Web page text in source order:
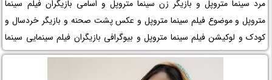
مرد سینما متروپل و بازیگر زن سینما متروپل و اسامی بازیگران فیلم سینما
متروپل و موضوع فیلم سینما متروپل و عکس پشت صحنه و بازیگر خردسال و
کودک و لوکیشن فیلم سینما متروپل و بیوگرافی بازیگران فیلم سینمایی سینما
متروپل و کارگردان فیلم سینما متروپل و مجموعه تلویزیونی سینما متروپل و
حواشی فیلم سینما متروپل و افتخارات سینما متروپل و جوایز سینما متروپل و